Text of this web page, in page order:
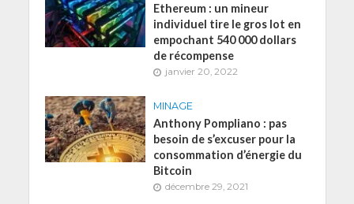
Ethereum : un mineur
individuel tire le gros lot en
empochant 540 000 dollars
de récompense
janvier 20, 2022
MINAGE
Anthony Pompliano : pas
besoin de s’excuser pour la
consommation d’énergie du
Bitcoin
décembre 29, 2021